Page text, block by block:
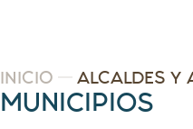
INICIO ALCALDES Y
MUNICIPIOS